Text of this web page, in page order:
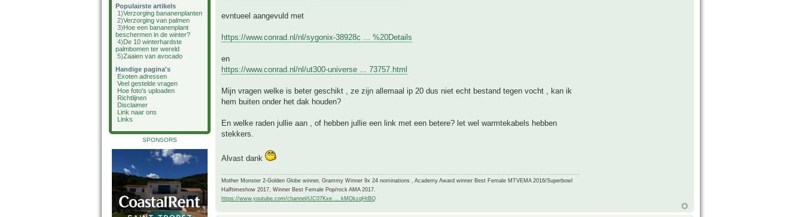
Populairste artikels
1)Verzorging bananenplanten
2)Verzorging van palmen
3)Hoe een bananenplant
beschermen in de winter?
4)De 10 winterhardste
palmbomen ter wereld
5)Zaaien van avocado
Handige pagina's
Exoten adressen
Veel gestelde vragen
Hoe foto's uploaden
Richtlijnen
Disclaimer
Link naar ons
Links
SPONSORS
evntueel aangevuld met
https://www.conrad.nl/nl/sygonix-38928c ... %20Details
en
https://www.conrad.nl/nl/ut300-universe ... 73757.html
Mijn vragen welke is beter geschikt , ze zijn allemaal ip 20 dus niet echt bestand tegen vocht , kan ik
hem buiten onder het dak houden?
En welke raden jullie aan , of hebben jullie een link met een betere? let wel warmtekabels hebben
stekkers.
Alvast dank
Mother Monster 2-Golden Globe winner, Grammy Winner 9x 24 nominations , Academy Award winner Best Female MTVEMA 2016/Superbowl
Halftimeshow 2017, Winner Best Female Pop/rock AMA 2017.
https://www.youtube.com/channel/UC07Kxe ... kMOkzqHtBQ